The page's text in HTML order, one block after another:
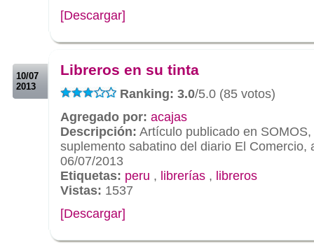
[Descargar]
10/07
2013
Libreros en su tinta
Ranking: 3.0/5.0 (85 votos)
Agregado por: acajas
Descripción: Artículo publicado en SOMOS,
suplemento sabatino del diario El Comercio,
06/07/2013
Etiquetas: peru , librerías , libreros
Vistas: 1537
[Descargar]